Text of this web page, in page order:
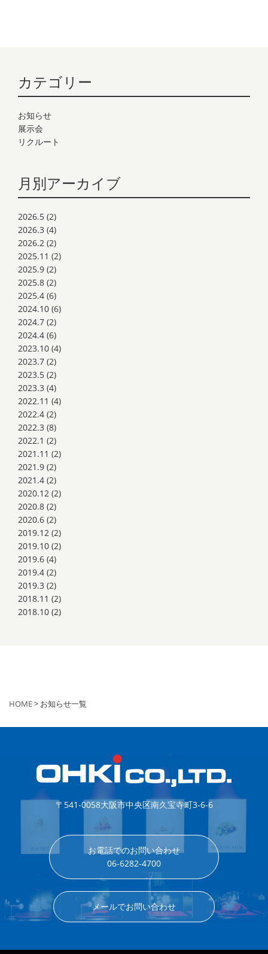
カテゴリー
お知らせ
展示会
リクルート
月別アーカイブ
2026.5 (2)
2026.3 (4)
2026.2 (2)
2025.11 (2)
2025.9 (2)
2025.8 (2)
2025.4 (6)
2024.10 (6)
2024.7 (2)
2024.4 (6)
2023.10 (4)
2023.7 (2)
2023.5 (2)
2023.3 (4)
2022.11 (4)
2022.4 (2)
2022.3 (8)
2022.1 (2)
2021.11 (2)
2021.9 (2)
2021.4 (2)
2020.12 (2)
2020.8 (2)
2020.6 (2)
2019.12 (2)
2019.10 (2)
2019.6 (4)
2019.4 (2)
2019.3 (2)
2018.11 (2)
2018.10 (2)
HOME> お知らせ一覧
〒541-0058大阪市中央区南久宝寺町3-6-6
お電話でのお問い合わせ
06-6282-4700
メールでお問い合わせ